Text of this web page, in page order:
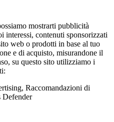
mostrarti pubblicità
interessi, contenuti sponsorizzati
web o prodotti in base al tuo
e di acquisto, misurandone il
su questo sito utilizziamo i
Raccomandazioni di
Defender